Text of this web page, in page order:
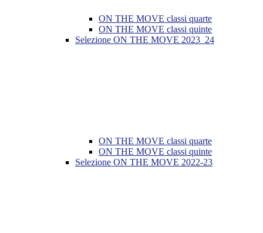
ON THE MOVE classi quarte
ON THE MOVE classi quinte
Selezione ON THE MOVE 2023_24
ON THE MOVE classi quarte
ON THE MOVE classi quinte
Selezione ON THE MOVE 2022-23